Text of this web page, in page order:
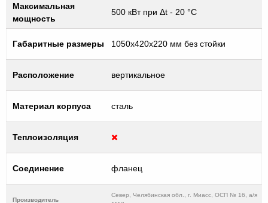
Максимальная
мощность
500 кВт при Δt - 20 °C
Габаритные размеры 1050х420х220 мм без стойки
Расположение вертикальное
Материал корпуса сталь
Теплоизоляция
Соединение фланец
Производитель
Север, Челябинская обл., г. Миасс, ОСП № 16, а/я